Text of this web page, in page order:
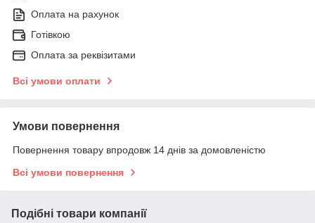
Оплата на рахунок
Готівкою
Оплата за реквізитами
Всі умови оплати
Умови повернення
Повернення товару впродовж 14 днів за домовленістю
Всі умови повернення
Подібні товари компанії